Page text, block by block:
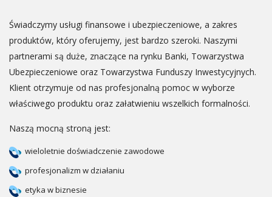
Świadczymy usługi finansowe i ubezpieczeniowe, a zakres
produktów, który oferujemy, jest bardzo szeroki. Naszymi
partnerami są duże, znaczące na rynku Banki, Towarzystwa
Ubezpieczeniowe oraz Towarzystwa Funduszy Inwestycyjnych.
Klient otrzymuje od nas profesjonalną pomoc w wyborze
właściwego produktu oraz załatwieniu wszelkich formalności.
Naszą mocną stroną jest:
wieloletnie doświadczenie zawodowe
profesjonalizm w działaniu
etyka w biznesie